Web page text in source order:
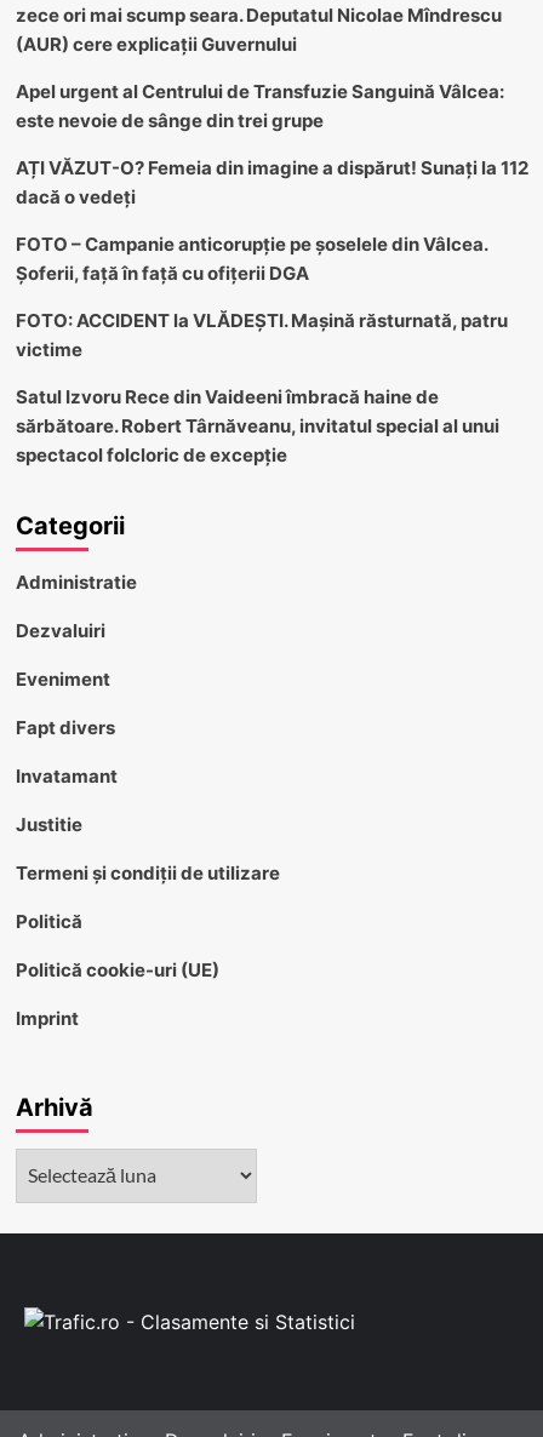
zece ori mai scump seara. Deputatul Nicolae Mîndrescu
(AUR) cere explicații Guvernului
Apel urgent al Centrului de Transfuzie Sanguină Vâlcea:
este nevoie de sânge din trei grupe
AȚI VĂZUT-O? Femeia din imagine a dispărut! Sunați la 112
dacă o vedeți
FOTO – Campanie anticorupție pe șoselele din Vâlcea.
Șoferii, față în față cu ofițerii DGA
FOTO: ACCIDENT la VLĂDEȘTI. Mașină răsturnată, patru
victime
Satul Izvoru Rece din Vaideeni îmbracă haine de
sărbătoare. Robert Târnăveanu, invitatul special al unui
spectacol folcloric de excepție
Categorii
Administratie
Dezvaluiri
Eveniment
Fapt divers
Invatamant
Justitie
Termeni și condiții de utilizare
Politică
Politică cookie-uri (UE)
Imprint
Arhivă